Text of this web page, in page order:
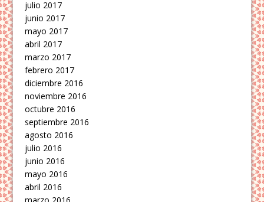
julio 2017
junio 2017
mayo 2017
abril 2017
marzo 2017
febrero 2017
diciembre 2016
noviembre 2016
octubre 2016
septiembre 2016
agosto 2016
julio 2016
junio 2016
mayo 2016
abril 2016